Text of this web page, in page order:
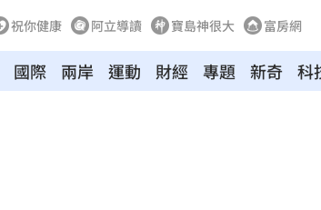
祝你健康 阿立導讀 寶島神很大 富房網
國際 兩岸 運動 財經 專題 新奇 科